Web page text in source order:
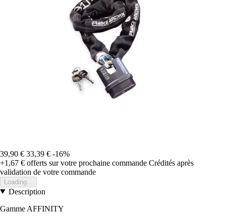
39,90 € 33,39 € -16%
+1,67 € offerts sur votre prochaine commande Crédités après
validation de votre commande
Loading...
Description
Gamme AFFINITY